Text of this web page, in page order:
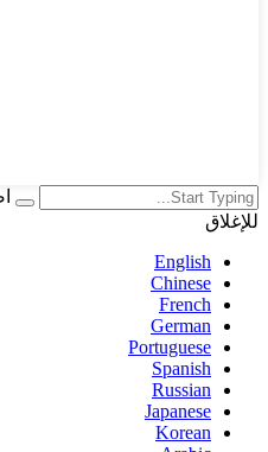
للإغلاق
English
Chinese
French
German
Portuguese
Spanish
Russian
Japanese
Korean